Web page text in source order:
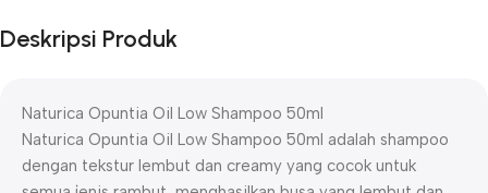
Deskripsi Produk
Naturica Opuntia Oil Low Shampoo 50ml
Naturica Opuntia Oil Low Shampoo 50ml adalah shampoo
dengan tekstur lembut dan creamy yang cocok untuk